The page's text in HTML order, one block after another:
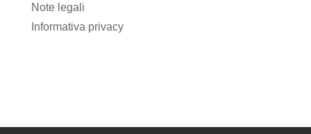
Note legali
Informativa privacy